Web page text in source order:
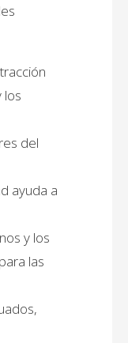
los
del
ayuda a
y los
las